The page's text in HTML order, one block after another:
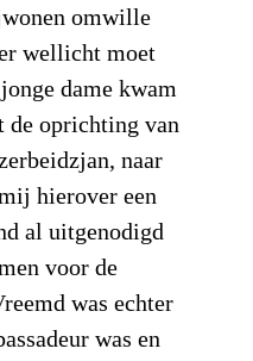
omwille
wellicht moet
dame kwam
de oprichting van
naar
hierover een
al uitgenodigd
voor de
was echter
was en